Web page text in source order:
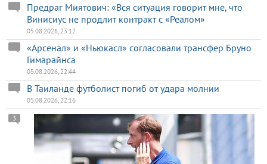
Предраг Миятович: «Вся ситуация говорит мне, что
Винисиус не продлит контракт с «Реалом»
05.08.2026, 23:12
«Арсенал» и «Ньюкасл» согласовали трансфер Бруно
Гимарайнса
05.08.2026, 22:44
В Таиланде футболист погиб от удара молнии
05.08.2026, 22:16
3